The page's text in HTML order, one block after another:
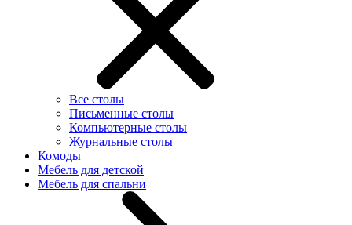
Все столы
Письменные столы
Компьютерные столы
Журнальные столы
Комоды
Мебель для детской
Мебель для спальни